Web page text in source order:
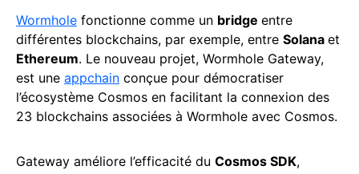
Wormhole fonctionne comme un bridge entre
différentes blockchains, par exemple, entre Solana et
Ethereum. Le nouveau projet, Wormhole Gateway,
est une appchain conçue pour démocratiser
l’écosystème Cosmos en facilitant la connexion des
23 blockchains associées à Wormhole avec Cosmos.
Gateway améliore l’efficacité du Cosmos SDK,